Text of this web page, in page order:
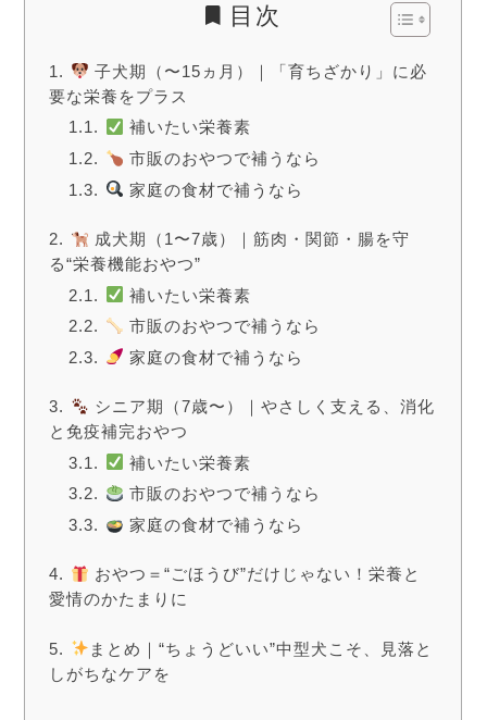
目次
子犬期（〜15ヵ月）｜「育ちざかり」に必
要な栄養をプラス
補いたい栄養素
市販のおやつで補うなら
家庭の食材で補うなら
成犬期（1〜7歳）｜筋肉・関節・腸を守
る“栄養機能おやつ”
補いたい栄養素
市販のおやつで補うなら
家庭の食材で補うなら
シニア期（7歳〜）｜やさしく支える、消化
と免疫補完おやつ
補いたい栄養素
市販のおやつで補うなら
家庭の食材で補うなら
おやつ＝“ごほうび”だけじゃない！栄養と
愛情のかたまりに
まとめ｜“ちょうどいい”中型犬こそ、見落と
しがちなケアを